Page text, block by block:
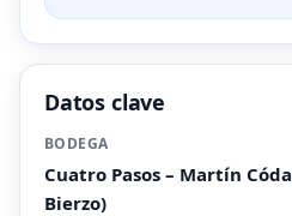
Datos clave
BODEGA
Cuatro Pasos – Martín
Bierzo)